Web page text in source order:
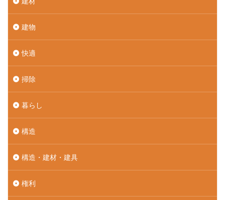
建物
快適
掃除
暮らし
構造
構造・建材・建具
権利